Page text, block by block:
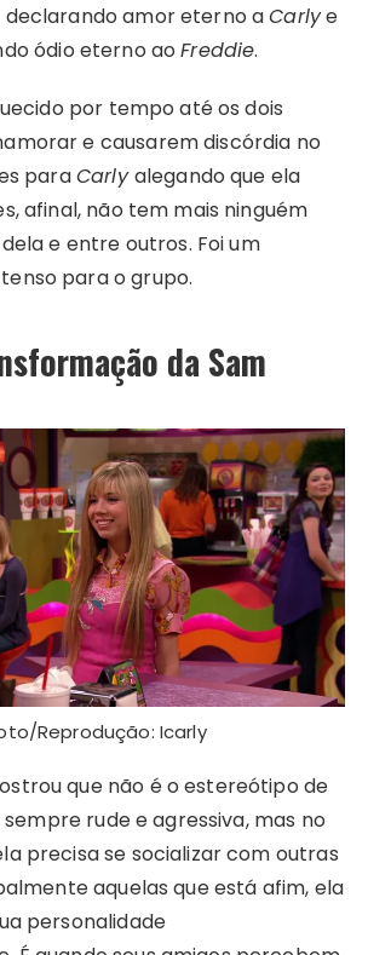
declarando amor eterno aCarlye
ódio eterno aoFreddie.
por tempo até os dois
e causarem discórdia no
paraCarlyalegando que ela
afinal, não tem mais ninguém
e entre outros. Foi um
para o grupo.
da Sam
Reprodução: Icarly
que não é o estereótipo de
rude e agressiva, mas no
precisa se socializar com outras
aquelas que está afim, ela
personalidade